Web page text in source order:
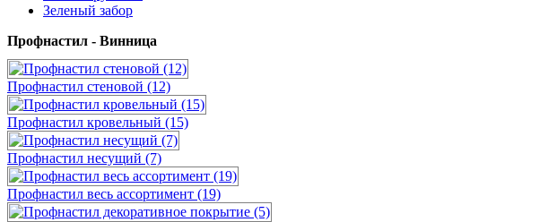
Зеленый забор
Профнастил - Винница
Профнастил стеновой (12)
Профнастил кровельный (15)
Профнастил несущий (7)
Профнастил весь ассортимент (19)